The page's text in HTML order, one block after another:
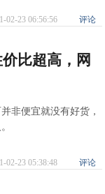
02-23 06:56:56 评论
比超高，网
非便宜就没有好货，
02-23 05:38:48 评论